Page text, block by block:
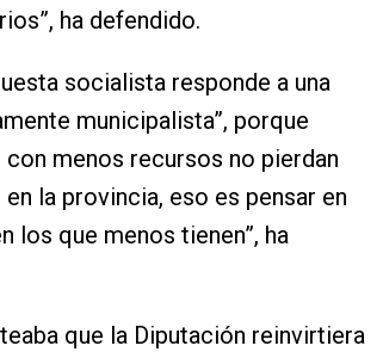
ha defendido.
socialista responde a una
municipalista”, porque
menos recursos no pierdan
la provincia, eso es pensar en
los que menos tienen”, ha
que la Diputación reinvirtiera